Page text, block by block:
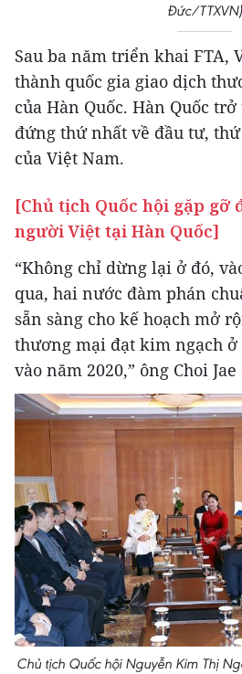
Đức/TTXVN)
Sau ba năm triển khai FTA,
thành quốc gia giao dịch
của Hàn Quốc. Hàn Quốc
đứng thứ nhất về đầu tư,
của Việt Nam.
[Chủ tịch Quốc hội gặp gỡ
người Việt tại Hàn Quốc]
“Không chỉ dừng lại ở đó,
qua, hai nước đàm phán
sẵn sàng cho kế hoạch mở
thương mại đạt kim ngạch ở
vào năm 2020,” ông Choi
Chủ tịch Quốc hội Nguyễn Kim Thị